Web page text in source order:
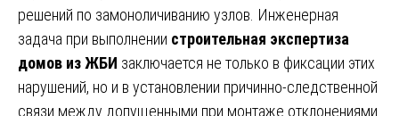
решений по замоноличиванию узлов. Инженерная
задача при выполнении строительная экспертиза
домов из ЖБИ заключается не только в фиксации этих
нарушений, но и в установлении причинно-следственной
связи между допущенными при монтаже отклонениями